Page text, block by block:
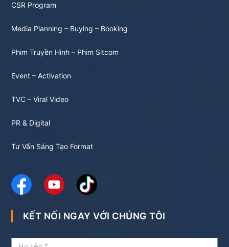
CSR Program
Media Planning – Buying – Booking
Phim Truyền Hình – Phim Sitcom
Event – Activation
TVC – Viral Video
PR & Digital
Tư Vấn Sáng Tạo Format
KẾT NỐI NGAY VỚI CHÚNG TÔI